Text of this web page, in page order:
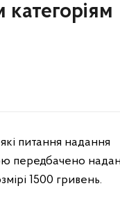
питання надання
передбачено
1500 гривень.